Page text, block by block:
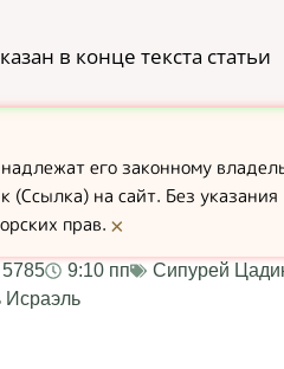
в конце текста статьи
его законному
(Ссылка) на сайт. Без
прав. ×
9:10 пп
Сипурей
Исраэль